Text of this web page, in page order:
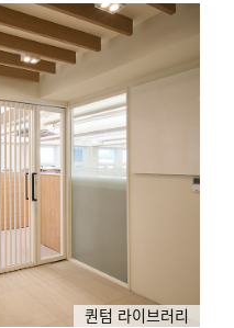
퀀텀 라이브러리